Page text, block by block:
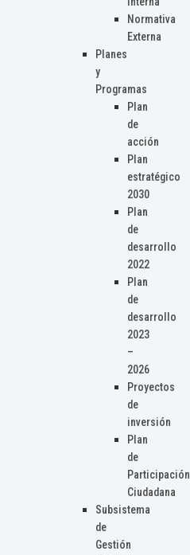
Normativa
Externa
Planes
y
Programas
Plan
de
acción
Plan
estratégico
2030
Plan
de
desarrollo
2022
Plan
de
desarrollo
2023
–
2026
Proyectos
de
inversión
Plan
de
Participación
Ciudadana
Subsistema
de
Gestión